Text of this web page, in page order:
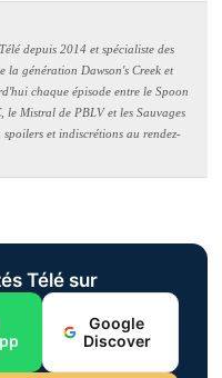
depuis 2014 et spécialiste des
la génération Dawson's Creek et
chaque épisode entre le Spoon
le Mistral de PBLV et les Sauvages
et indiscrétions au rendez-
Télé sur
Google
Discover